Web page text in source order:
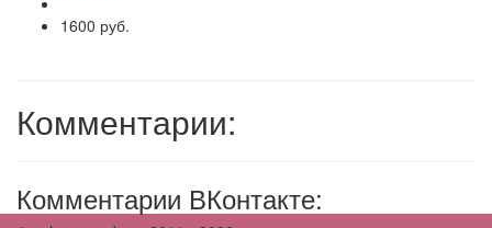
1600 руб.
Комментарии:
Комментарии ВКонтакте: